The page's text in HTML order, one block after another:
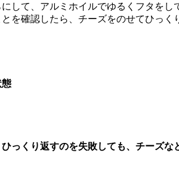
して、アルミホイルでゆるくフタをし
を確認したら、チーズをのせてひっく
態
っくり返すのを失敗しても、チーズな